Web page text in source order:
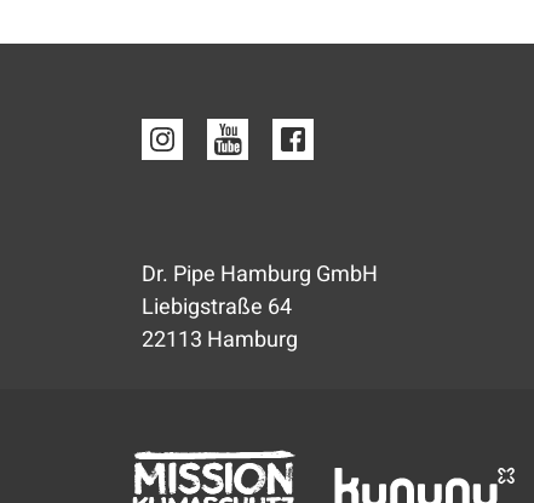
Dr. Pipe Hamburg GmbH
Liebigstraße 64
22113 Hamburg